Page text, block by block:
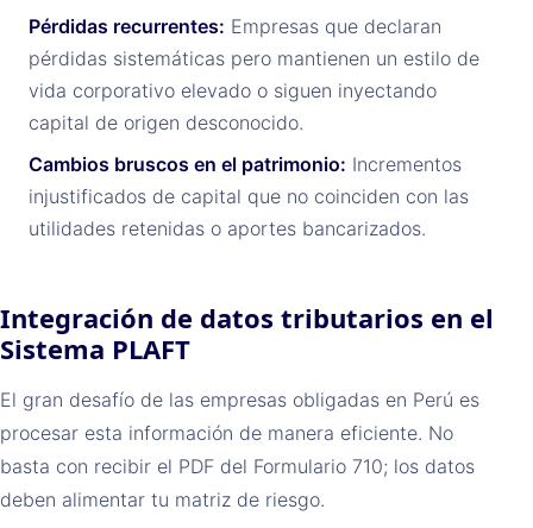
Pérdidas recurrentes: Empresas que declaran
pérdidas sistemáticas pero mantienen un estilo de
vida corporativo elevado o siguen inyectando
capital de origen desconocido.
Cambios bruscos en el patrimonio: Incrementos
injustificados de capital que no coinciden con las
utilidades retenidas o aportes bancarizados.
Integración de datos tributarios en el
Sistema PLAFT
El gran desafío de las empresas obligadas en Perú es
procesar esta información de manera eficiente. No
basta con recibir el PDF del Formulario 710; los datos
deben alimentar tu matriz de riesgo.